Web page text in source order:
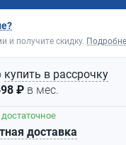
и получите скидку.
купить в рассрочку
₽ в мес.
достаточное
доставка